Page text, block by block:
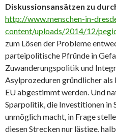
Diskussionsansätzen zu
http://www.menschen-in-
content/uploads/2014/12/
zum Lösen der Probleme
parteipolitische Pfründe in
Zuwanderungspolitik und
Asylprozeduren gründlicher als
EU abgestimmt werden. Und
Sparpolitik, die Investitionen in
unmöglich macht, in Frage
diesen Strecken nur lästige,